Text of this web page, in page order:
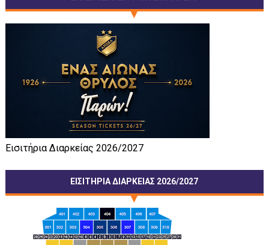
Εισιτήρια Διαρκείας 2026/2027
ΕΙΣΙΤΗΡΙΑ ΔΙΑΡΚΕΙΑΣ 2026/2027